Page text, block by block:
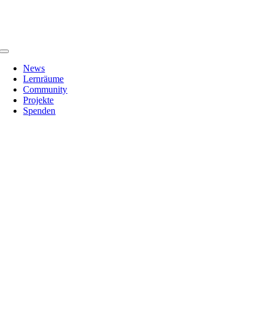
Toggle
Navigation
News
Lernräume
Community
Projekte
Spenden